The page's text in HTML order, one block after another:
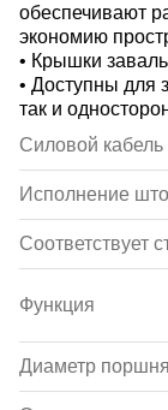
обеспечивают
экономию
• Крышки
• Доступны для
так и
Силовой кабель
Исполнение
Соответствует
Функция
Диаметр